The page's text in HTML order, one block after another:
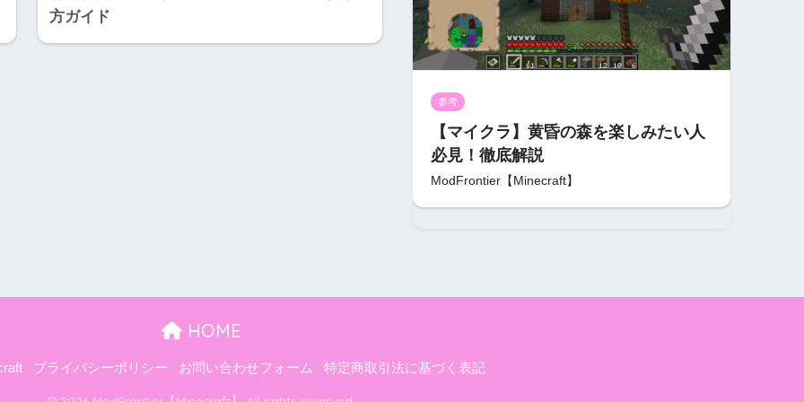
方ガイド
参考
【マイクラ】黄昏の森を楽しみたい人
必見！徹底解説
ModFrontier【Minecraft】
HOME
プライバシーポリシー お問い合わせフォーム 特定商取引法に基づく表記